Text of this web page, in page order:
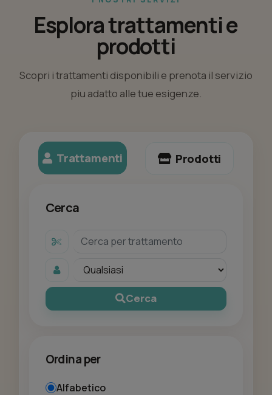
Esplora trattamenti e
prodotti
Scopri i trattamenti disponibili e prenota il servizio
piu adatto alle tue esigenze.
Trattamenti Prodotti
Cerca
Cerca
Ordina per
Alfabetico